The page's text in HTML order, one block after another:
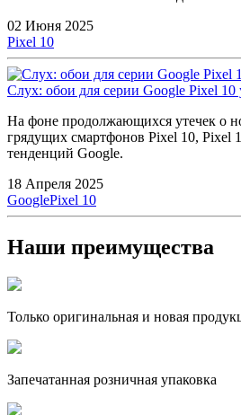
02 Июня 2025
Pixel 10
Слух: обои для серии Google Pixel 10
На фоне продолжающихся утечек о
грядущих смартфонов Pixel 10, Pixel
тенденций Google.
18 Апреля 2025
GooglePixel 10
Наши преимущества
Только оригинальная и новая
Запечатанная розничная упаковка